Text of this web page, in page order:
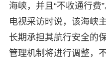
海峡，并且“不收通行费
电视采访时说，该海峡
长期承担其航行安全的
管理机制将进行调整，